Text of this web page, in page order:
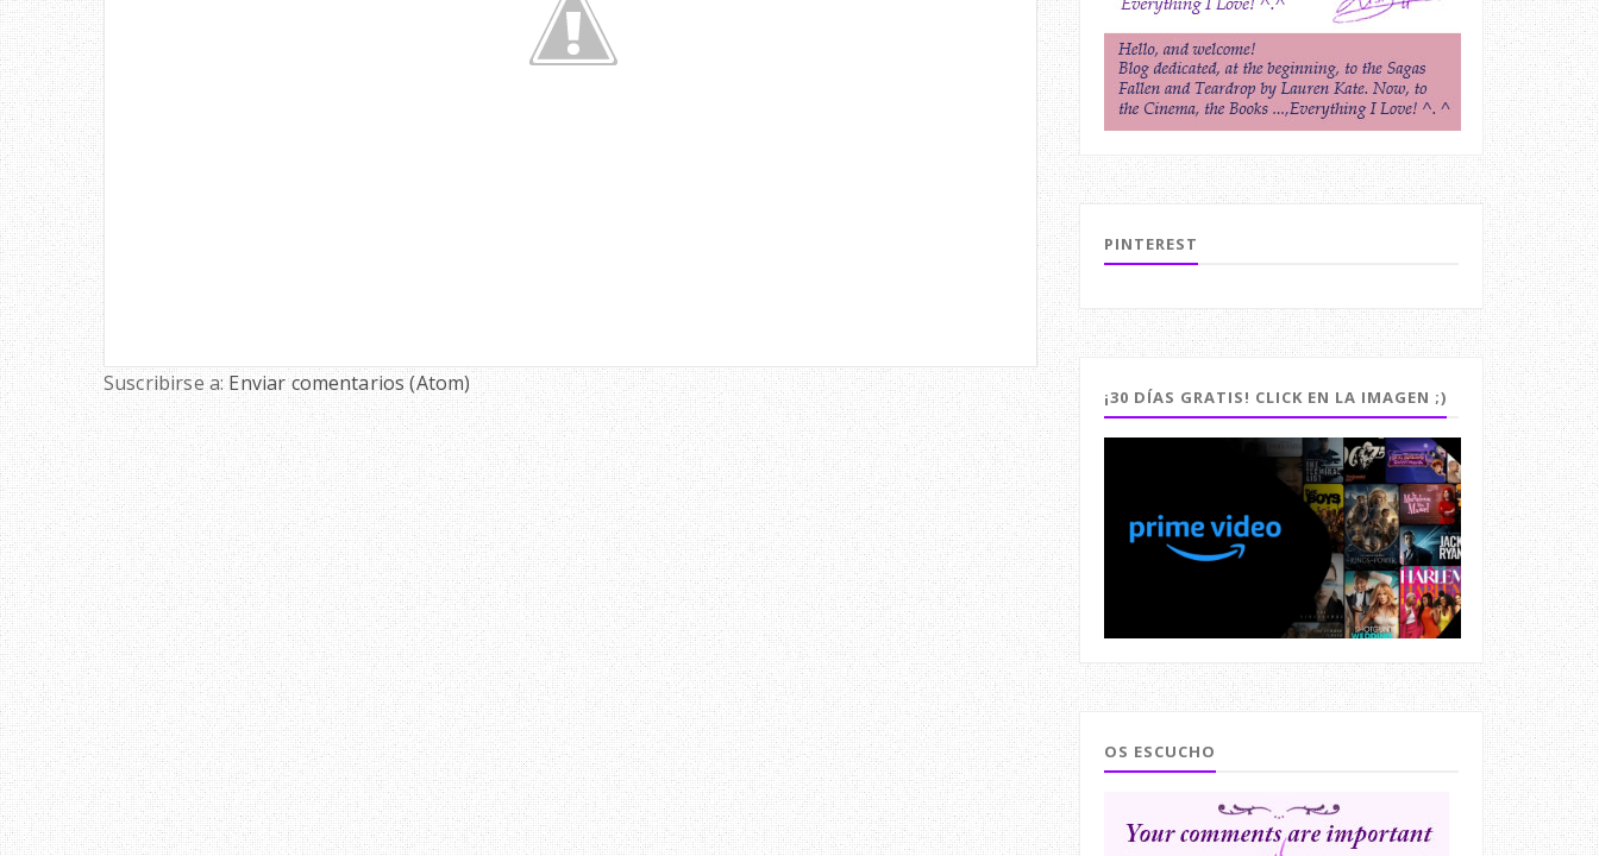
Suscribirse a:Enviar comentarios (Atom)
PINTEREST
¡30 DÍAS GRATIS! CLICK EN LA IMAGEN ;)
OS ESCUCHO